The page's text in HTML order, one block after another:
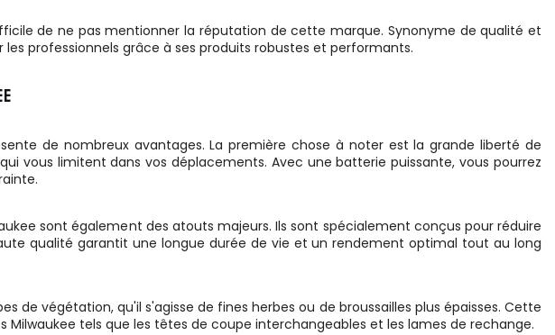
de ne pas mentionner la réputation de cette marque. Synonyme de qualité et
professionnels grâce à ses produits robustes et performants.
de nombreux avantages. La première chose à noter est la grande liberté de
vous limitent dans vos déplacements. Avec une batterie puissante, vous pourrez
sont également des atouts majeurs. Ils sont spécialement conçus pour réduire
qualité garantit une longue durée de vie et un rendement optimal tout au long
de végétation, qu'il s'agisse de fines herbes ou de broussailles plus épaisses. Cette
Milwaukee tels que les têtes de coupe interchangeables et les lames de rechange.